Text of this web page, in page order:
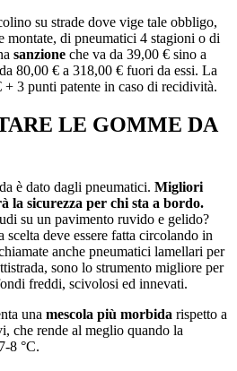
su strade dove vige tale obbligo,
montate, di pneumatici 4 stagioni o di
sanzione che va da 39,00 € sino a
80,00 € a 318,00 € fuori da essi. La
3 punti patente in caso di recidività.
LE GOMME DA
è dato dagli pneumatici. Migliori
la sicurezza per chi sta a bordo.
su un pavimento ruvido e gelido?
scelta deve essere fatta circolando in
anche pneumatici lamellari per
sono lo strumento migliore per
freddi, scivolosi ed innevati.
una mescola più morbida rispetto a
che rende al meglio quando la
8 °C.